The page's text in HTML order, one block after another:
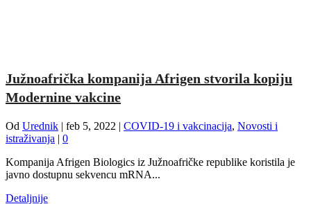
Južnoafrička kompanija Afrigen stvorila kopiju
Modernine vakcine
Od Urednik | feb 5, 2022 | COVID-19 i vakcinacija, Novosti i
istraživanja | 0
Kompanija Afrigen Biologics iz Južnoafričke republike koristila je
javno dostupnu sekvencu mRNA...
Detaljnije